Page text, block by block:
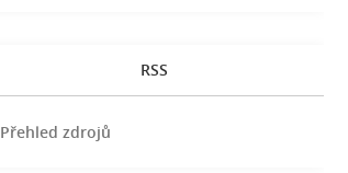
RSS
Přehled zdrojů